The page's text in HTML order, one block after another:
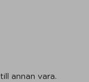
annan vara.